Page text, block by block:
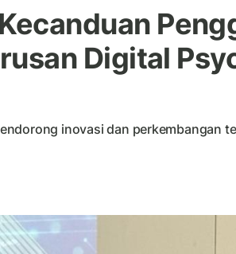
Digital
inovasi dan perkembangan